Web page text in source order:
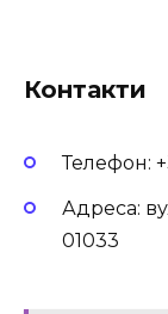
Контакти
Телефон:
Адреса:
01033